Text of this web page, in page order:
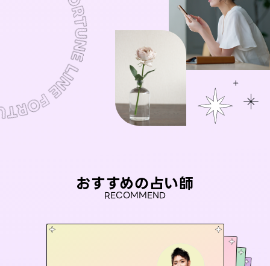
おすすめの占い師
RECOMMEND